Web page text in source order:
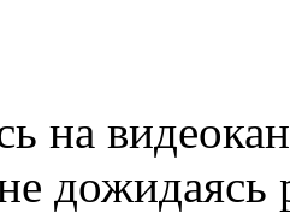
на
дожидаясь